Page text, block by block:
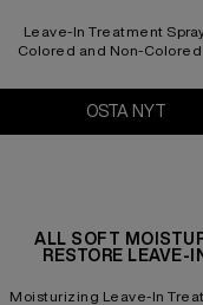
Leave-In Treatment
Colored and Non-Colored
OSTA NYT
ALL SOFT
RESTORE LEAVE-
Moisturizing Leave-In